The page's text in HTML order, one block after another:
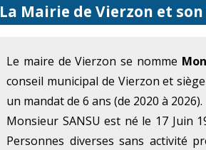
La Mairie de Vierzon et
Le maire de Vierzon se nomme
conseil municipal de Vierzon et
un mandat de 6 ans (de 2020 à 2026).
Monsieur SANSU est né le 17 Juin
Personnes diverses sans activité